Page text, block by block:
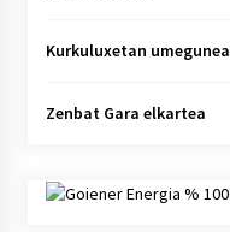
Kurkuluxetan umegunea
Zenbat Gara elkartea